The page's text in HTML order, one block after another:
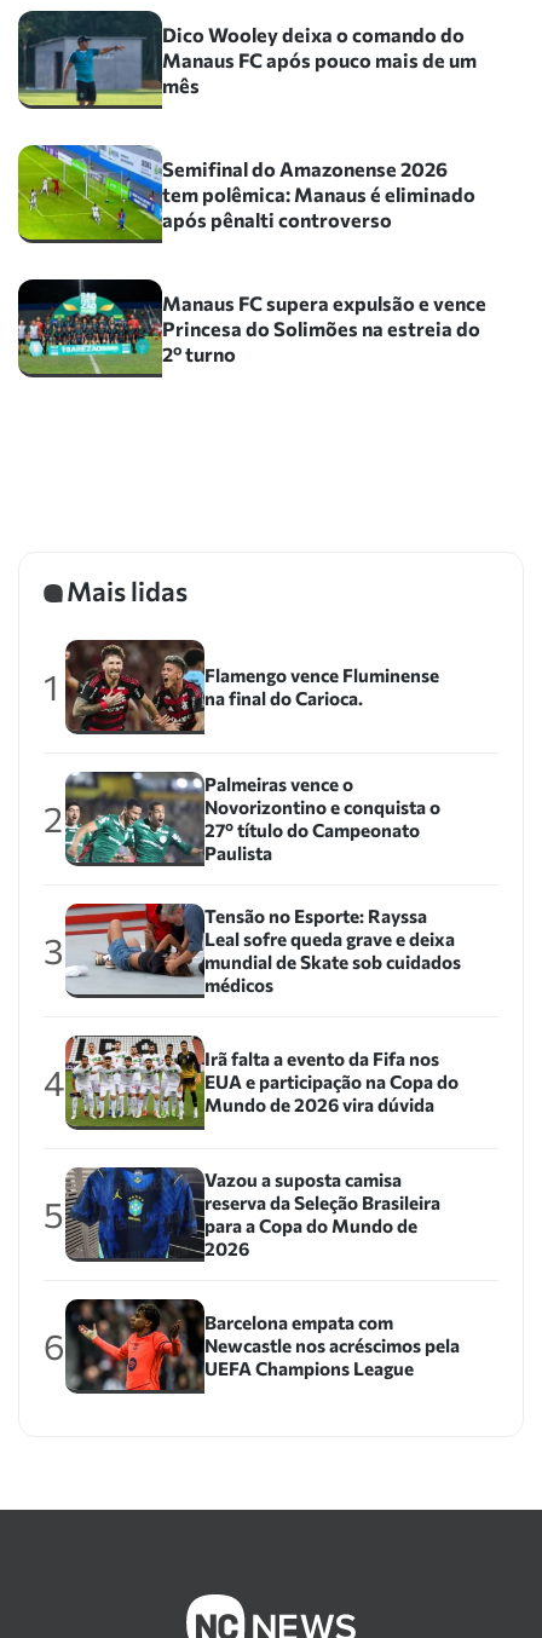
Dico Wooley deixa o comando do
Manaus FC após pouco mais de um
mês
Semifinal do Amazonense 2026
tem polêmica: Manaus é eliminado
após pênalti controverso
Manaus FC supera expulsão e vence
Princesa do Solimões na estreia do
2º turno
Mais lidas
1
Flamengo vence Fluminense
na final do Carioca.
2
Palmeiras vence o
Novorizontino e conquista o
27º título do Campeonato
Paulista
3
Tensão no Esporte: Rayssa
Leal sofre queda grave e deixa
mundial de Skate sob cuidados
médicos
4
Irã falta a evento da Fifa nos
EUA e participação na Copa do
Mundo de 2026 vira dúvida
5
Vazou a suposta camisa
reserva da Seleção Brasileira
para a Copa do Mundo de
2026
6
Barcelona empata com
Newcastle nos acréscimos pela
UEFA Champions League